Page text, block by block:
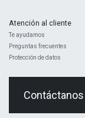
Atención al cliente
Te ayudamos
Preguntas frecuentes
Protección de datos
Contáctanos